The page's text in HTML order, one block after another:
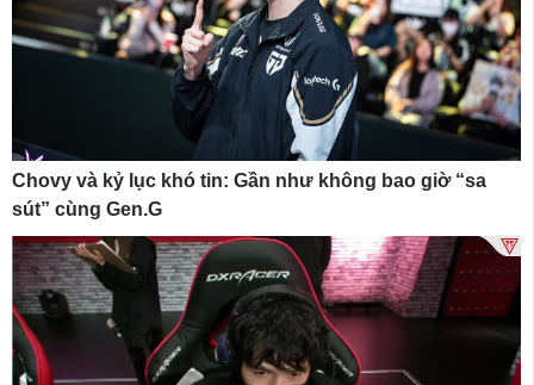
Chovy và kỷ lục khó tin: Gần như không bao giờ “sa
sút” cùng Gen.G